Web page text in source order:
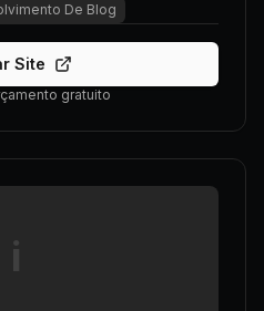
De Blog
Site
gratuito
i